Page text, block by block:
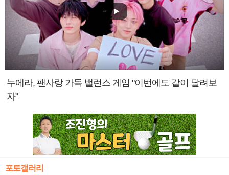
누에라, 팬사랑 가득 밸런스 게임 "이번에도 같이 달려보
자"
포토갤러리